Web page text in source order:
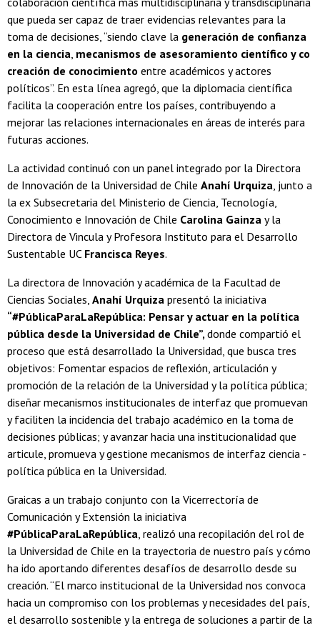
que pueda ser capaz de traer evidencias relevantes para la
toma de decisiones, “siendo clave la generación de confianza
en la ciencia mecanismos de asesoramiento científico y co
creación de conocimiento entre académicos y actores
políticos”. En esta línea agregó, que la diplomacia científica
facilita la cooperación entre los países, contribuyendo a
mejorar las relaciones internacionales en áreas de interés para
futuras acciones.
La actividad continuó con un panel integrado por la Directora
de Innovación de la Universidad de Chile Anahí Urquiza , junto a
la ex Subsecretaria del Ministerio de Ciencia, Tecnología,
Conocimiento e Innovación de Chile Carolina Gainza y la
Directora de Vincula y Profesora Instituto para el Desarrollo
Sustentable UC Francisca Reyes.
La directora de Innovación y académica de la Facultad de
Ciencias Sociales, Anahí Urquiza presentó la iniciativa
“#PúblicaParaLaRepública: Pensar y actuar en la política
pública desde la Universidad de Chile”, donde compartió el
proceso que está desarrollado la Universidad, que busca tres
objetivos: Fomentar espacios de reflexión, articulación y
promoción de la relación de la Universidad y la política pública;
diseñar mecanismos institucionales de interfaz que promuevan
y faciliten la incidencia del trabajo académico en la toma de
decisiones públicas; y avanzar hacia una institucionalidad que
articule, promueva y gestione mecanismos de interfaz ciencia -
política pública en la Universidad.
Graicas a un trabajo conjunto con la Vicerrectoría de
Comunicación y Extensión la iniciativa
#PúblicaParaLaRepública , realizó una recopilación del rol de
la Universidad de Chile en la trayectoria de nuestro país y cómo
ha ido aportando diferentes desafíos de desarrollo desde su
creación. “El marco institucional de la Universidad nos convoca
hacia un compromiso con los problemas y necesidades del país,
el desarrollo sostenible y la entrega de soluciones a partir de la